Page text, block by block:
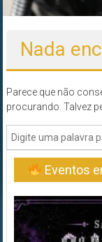
Nada
Parece que não
procurando. Talvez
Eventos